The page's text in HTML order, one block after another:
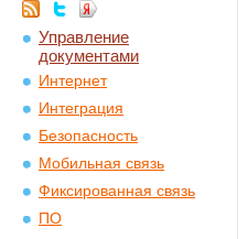
Управление
документами
Интернет
Интеграция
Безопасность
Мобильная связь
Фиксированная связь
ПО